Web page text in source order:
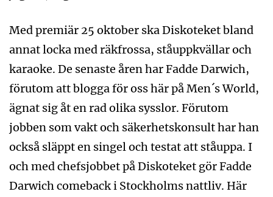
Med premiär 25 oktober ska Diskoteket bland
annat locka med räkfrossa, ståuppkvällar och
karaoke. De senaste åren har Fadde Darwich,
förutom att blogga för oss här på Men´s World,
ägnat sig åt en rad olika sysslor. Förutom
jobben som vakt och säkerhetskonsult har han
också släppt en singel och testat att ståuppa. I
och med chefsjobbet på Diskoteket gör Fadde
Darwich comeback i Stockholms nattliv. Här